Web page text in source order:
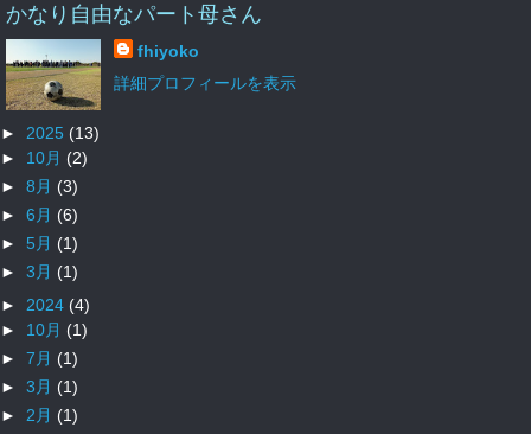
かなり自由なパート母さん
fhiyoko
詳細プロフィールを表示
► 2025 (13)
► 10月 (2)
► 8月 (3)
► 6月 (6)
► 5月 (1)
► 3月 (1)
► 2024 (4)
► 10月 (1)
► 7月 (1)
► 3月 (1)
► 2月 (1)